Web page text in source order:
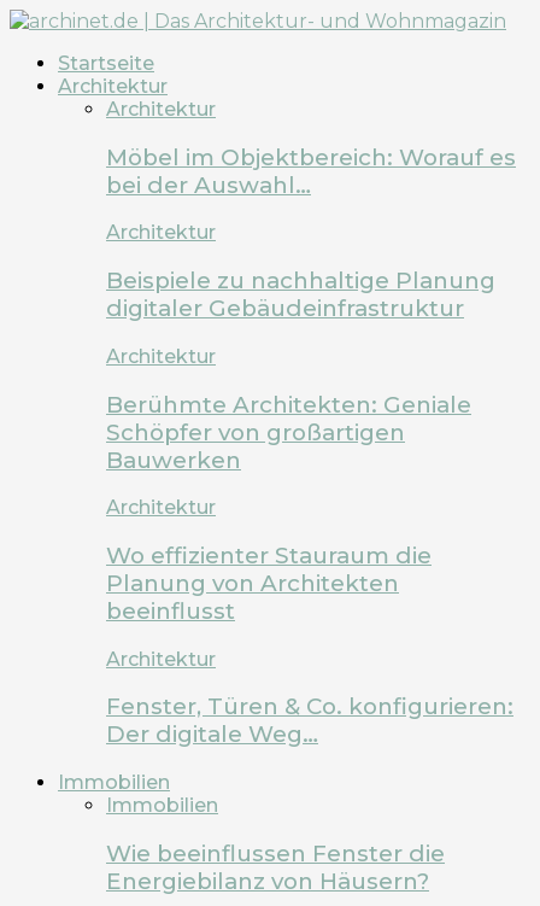
Startseite
Architektur
Architektur
Möbel im Objektbereich: Worauf es
bei der Auswahl…
Architektur
Beispiele zu nachhaltige Planung
digitaler Gebäudeinfrastruktur
Architektur
Berühmte Architekten: Geniale
Schöpfer von großartigen
Bauwerken
Architektur
Wo effizienter Stauraum die
Planung von Architekten
beeinflusst
Architektur
Fenster, Türen & Co. konfigurieren:
Der digitale Weg…
Immobilien
Immobilien
Wie beeinflussen Fenster die
Energiebilanz von Häusern?